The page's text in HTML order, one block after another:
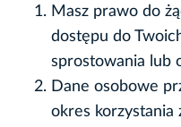
Masz prawo do
dostępu do
sprostowania lub
Dane osobowe
okres korzystania